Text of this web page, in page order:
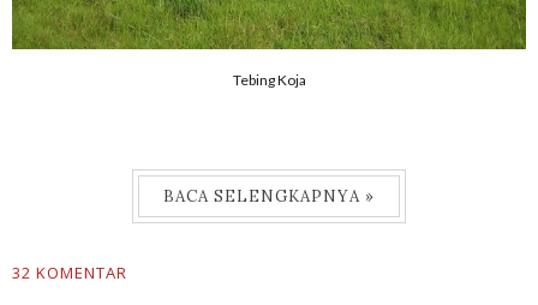
Tebing Koja
BACA SELENGKAPNYA »
32 KOMENTAR